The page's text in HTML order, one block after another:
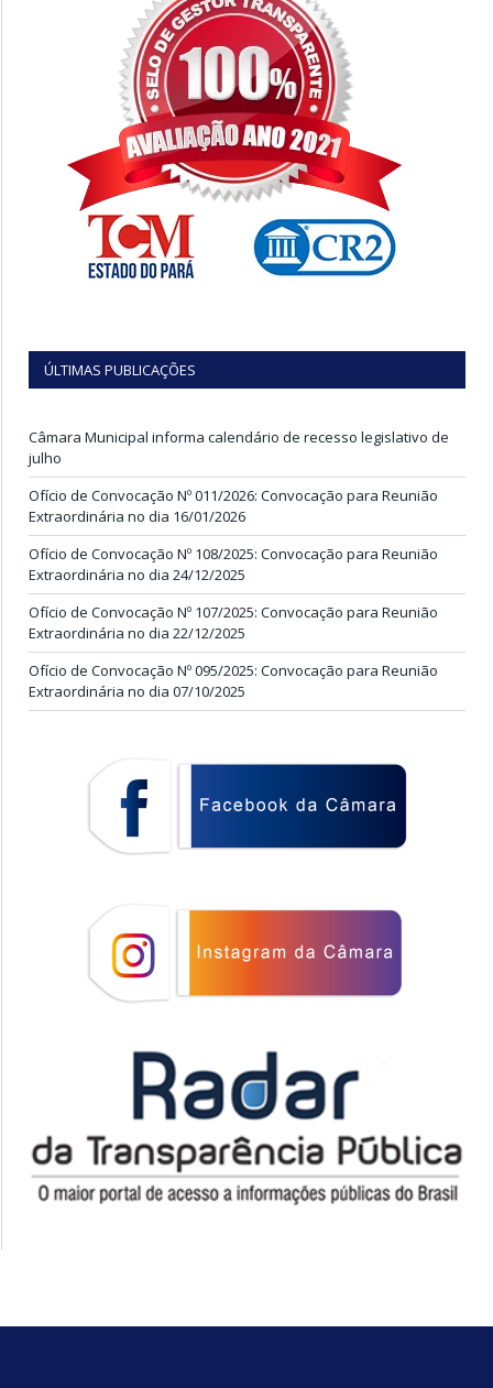
ÚLTIMAS PUBLICAÇÕES
Câmara Municipal informa calendário de recesso legislativo de
julho
Ofício de Convocação Nº 011/2026: Convocação para Reunião
Extraordinária no dia 16/01/2026
Ofício de Convocação Nº 108/2025: Convocação para Reunião
Extraordinária no dia 24/12/2025
Ofício de Convocação Nº 107/2025: Convocação para Reunião
Extraordinária no dia 22/12/2025
Ofício de Convocação Nº 095/2025: Convocação para Reunião
Extraordinária no dia 07/10/2025